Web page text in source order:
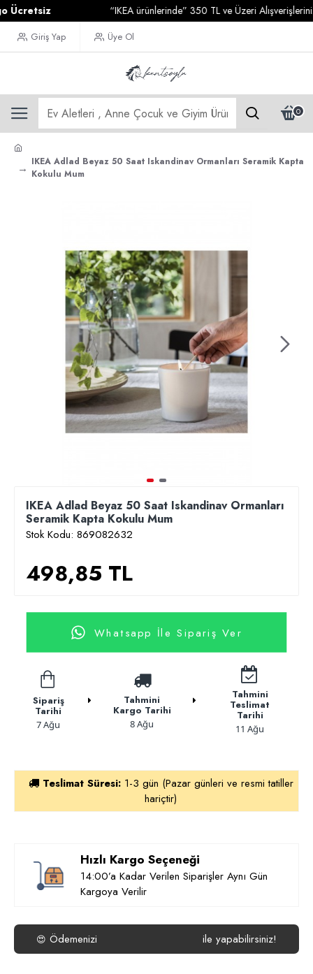
“IKEA ürünlerinde” 350 TL ve Üzeri Alışverişlerinizde
Giriş Yap Üye Ol
0
IKEA Adlad Beyaz 50 Saat Iskandinav Ormanları Seramik Kapta
Kokulu Mum
IKEA Adlad Beyaz 50 Saat Iskandinav Ormanları
Seramik Kapta Kokulu Mum
Stok Kodu: 869082632
498,85 TL
Whatsapp İle Sipariş Ver
Sipariş
Tarihi
7 Ağu
Tahmini
Kargo Tarihi
8 Ağu
Tahmini
Teslimat
Tarihi
11 Ağu
Teslimat Süresi: 1-3 gün (Pazar günleri ve resmi tatiller
hariçtir)
Hızlı Kargo Seçeneği
14:00’a Kadar Verilen Siparişler Aynı Gün
Kargoya Verilir
😍 Ödemenizi ile yapabilirsiniz!